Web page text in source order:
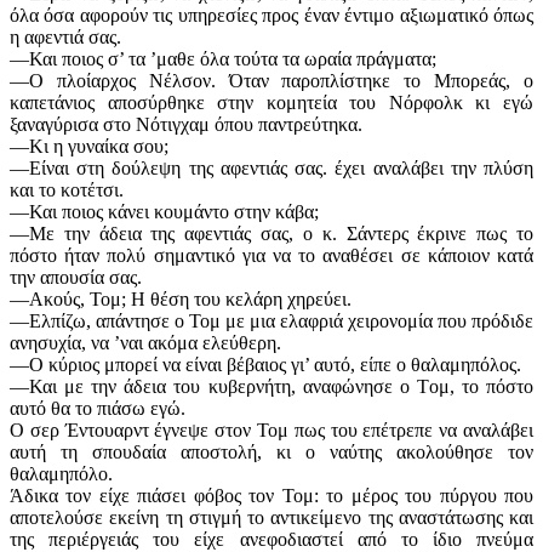
όλα όσα αφορούν τις υπηρεσίες προς έναν έντιμο αξιωματικό όπως
η αφεντιά σας.
—Και ποιος σ’ τα ’μαθε όλα τούτα τα ωραία πράγματα;
—Ο πλοίαρχος Νέλσον. Όταν παροπλίστηκε το Μπορεάς, ο
καπετάνιος αποσύρθηκε στην κομητεία του Νόρφολκ κι εγώ
ξαναγύρισα στο Νότιγχαμ όπου παντρεύτηκα.
—Κι η γυναίκα σου;
—Είναι στη δούλεψη της αφεντιάς σας. έχει αναλάβει την πλύση
και το κοτέτσι.
—Και ποιος κάνει κουμάντο στην κάβα;
—Με την άδεια της αφεντιάς σας, ο κ. Σάντερς έκρινε πως το
πόστο ήταν πολύ σημαντικό για να το αναθέσει σε κάποιον κατά
την απουσία σας.
—Ακούς, Τομ; Η θέση του κελάρη χηρεύει.
—Ελπίζω, απάντησε ο Τομ με μια ελαφριά χειρονομία που πρόδιδε
ανησυχία, να ’ναι ακόμα ελεύθερη.
—Ο κύριος μπορεί να είναι βέβαιος γι’ αυτό, είπε ο θαλαμηπόλος.
—Και με την άδεια του κυβερνήτη, αναφώνησε ο Τoμ, το πόστο
αυτό θα το πιάσω εγώ.
Ο σερ Έντουαρντ έγνεψε στον Τομ πως του επέτρεπε να αναλάβει
αυτή τη σπουδαία αποστολή, κι ο ναύτης ακολούθησε τον
θαλαμηπόλο.
Άδικα τον είχε πιάσει φόβος τον Τομ: το μέρος του πύργου που
αποτελούσε εκείνη τη στιγμή το αντικείμενο της αναστάτωσης και
της περιέργειάς του είχε ανεφοδιαστεί από το ίδιο πνεύμα